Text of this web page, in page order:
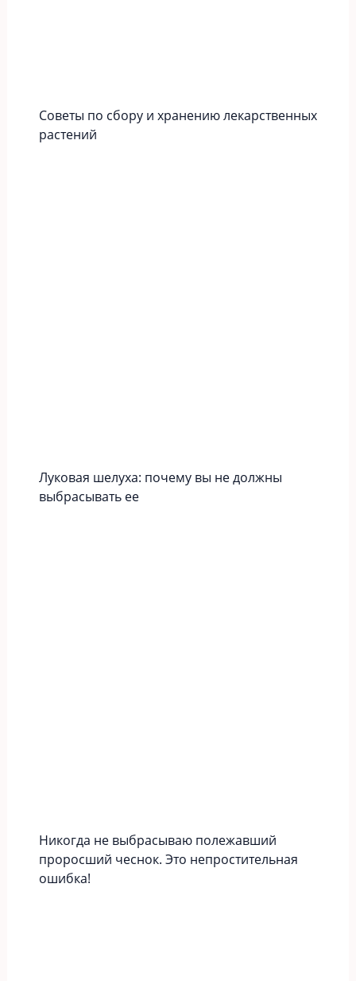
Советы по сбору и хранению лекарственных
растений
Луковая шелуха: почему вы не должны
выбрасывать ее
Никогда не выбрасываю полежавший
проросший чеснок. Это непростительная
ошибка!